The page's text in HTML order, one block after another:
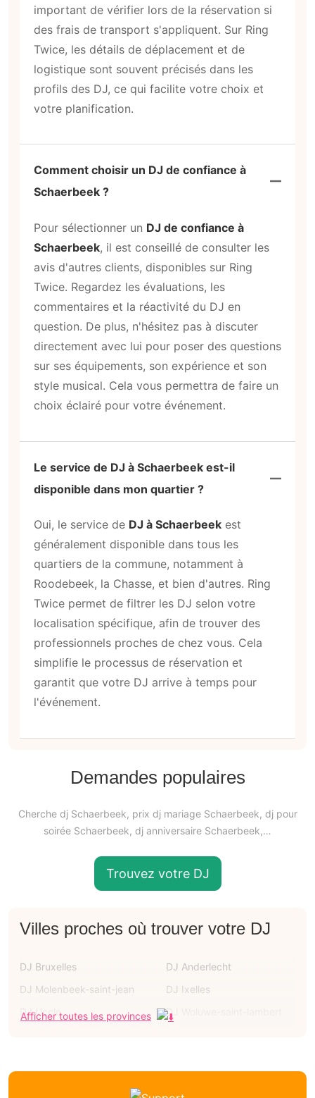
important de vérifier lors de la réservation si
des frais de transport s'appliquent. Sur Ring
Twice, les détails de déplacement et de
logistique sont souvent précisés dans les
profils des DJ, ce qui facilite votre choix et
votre planification.
Comment choisir un DJ de confiance à
Schaerbeek ?
Pour sélectionner un DJ de confiance à
Schaerbeek, il est conseillé de consulter les
avis d'autres clients, disponibles sur Ring
Twice. Regardez les évaluations, les
commentaires et la réactivité du DJ en
question. De plus, n'hésitez pas à discuter
directement avec lui pour poser des questions
sur ses équipements, son expérience et son
style musical. Cela vous permettra de faire un
choix éclairé pour votre événement.
Le service de DJ à Schaerbeek est-il
disponible dans mon quartier ?
Oui, le service de DJ à Schaerbeek est
généralement disponible dans tous les
quartiers de la commune, notamment à
Roodebeek, la Chasse, et bien d'autres. Ring
Twice permet de filtrer les DJ selon votre
localisation spécifique, afin de trouver des
professionnels proches de chez vous. Cela
simplifie le processus de réservation et
garantit que votre DJ arrive à temps pour
l'événement.
Demandes populaires
Cherche dj Schaerbeek, prix dj mariage Schaerbeek, dj pour
soirée Schaerbeek, dj anniversaire Schaerbeek,…
Trouvez votre DJ
Villes proches où trouver votre DJ
DJ Bruxelles
DJ Anderlecht
DJ Molenbeek-saint-jean
DJ Ixelles
DJ Uccle
DJ Woluwe-saint-lambert
Afficher toutes les provinces